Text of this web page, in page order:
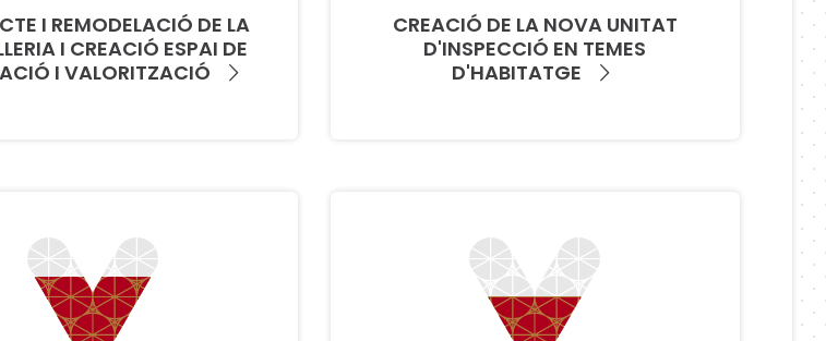
I REMODELACIÓ DE LA
I CREACIÓ ESPAI DE
I VALORITZACIÓ
CREACIÓ DE LA NOVA UNITAT
D'INSPECCIÓ EN TEMES
D'HABITATGE